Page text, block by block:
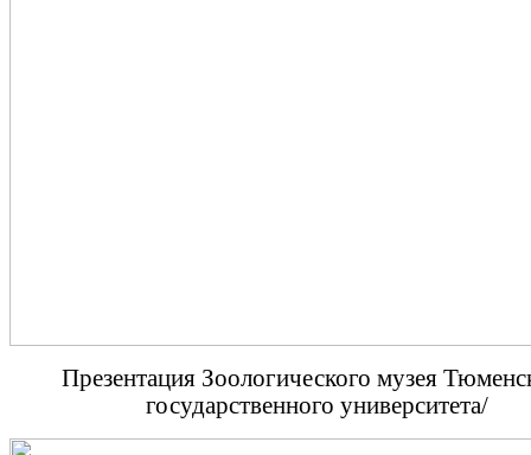
Презентация Зоологического музея
государственного университета/